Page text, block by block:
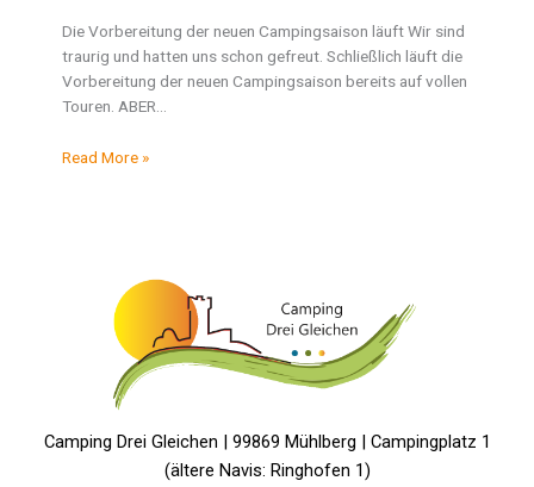
Die Vorbereitung der neuen Campingsaison läuft Wir sind
traurig und hatten uns schon gefreut. Schließlich läuft die
Vorbereitung der neuen Campingsaison bereits auf vollen
Touren. ABER…
Read More »
Camping Drei Gleichen | 99869 Mühlberg | Campingplatz 1
(ältere Navis: Ringhofen 1)